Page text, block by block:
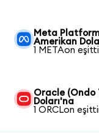
Meta
Amerikan
1 METAon
Oracle (Ondo
Doları'na
1 ORCLon